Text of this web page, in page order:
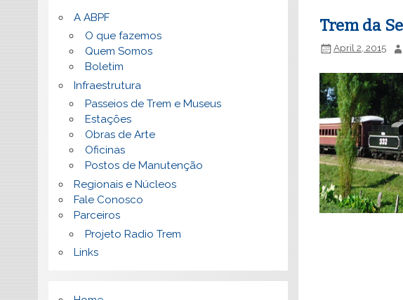
Trem da
April 2, 2015
A ABPF
O que fazemos
Quem Somos
Boletim
Infraestrutura
Passeios de Trem e Museus
Estações
Obras de Arte
Oficinas
Postos de Manutenção
Regionais e Núcleos
Fale Conosco
Parceiros
Projeto Radio Trem
Links